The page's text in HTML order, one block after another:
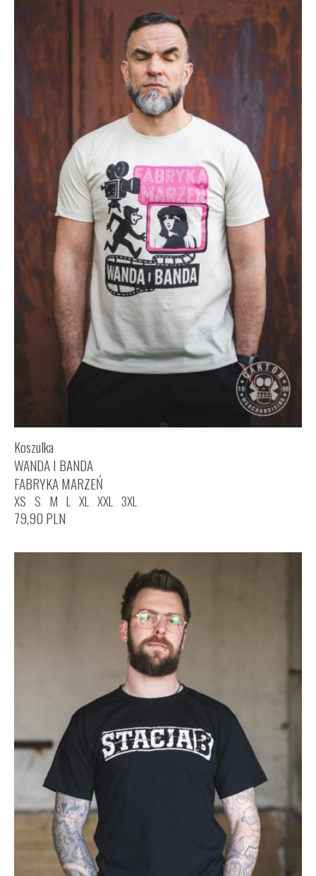
Koszulka
WANDA I BANDA
FABRYKA MARZEŃ
XS S M L XL XXL 3XL
79,90 PLN